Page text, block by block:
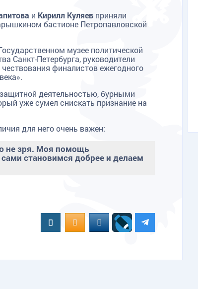
и Кирилл Куляев приняли
бастионе Петропавловской
музее политической
Санкт-Петербурга, руководители
финалистов ежегодного
деятельностью, бурными
уже сумел снискать признание на
для него очень важен:
не зря. Моя помощь
становимся добрее и делаем
ВконтактеOK.RUMAIL.RU